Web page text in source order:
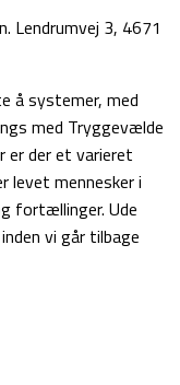
Lendrumvej 3, 4671
å systemer, med
med Tryggevælde
er der et varieret
levet mennesker i
fortællinger. Ude
vi går tilbage